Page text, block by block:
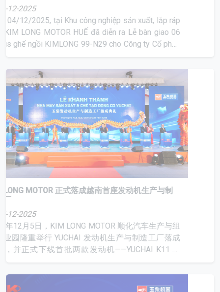
06-12-2025
Ngày 04/12/2025, tại Khu công nghiệp sản xuất, lắp ráp
ô tô KIM LONG MOTOR HUẾ đã diễn ra Lễ bàn giao 06
xe bus ghế ngồi KIMLONG 99-N29 cho Công ty Cổ phần
KIM LONG MOTOR 正式落成越南首座发动机生产与制
05-12-2025
2025年12月5日，KIM LONG MOTOR 顺化汽车生产与组
装产业园隆重举行 YUCHAI 发动机生产与制造工厂落成
典礼，并正式下线首批两款发动机——YUCHAI K11 和